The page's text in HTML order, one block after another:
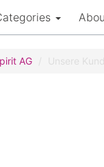
AG Unsere